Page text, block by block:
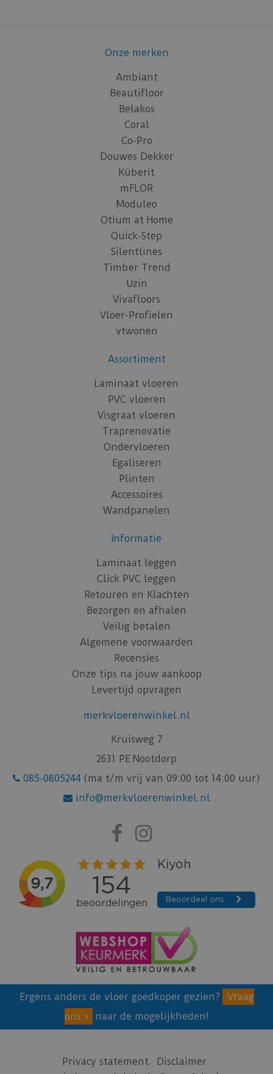
Onze merken
Ambiant
Beautifloor
Belakos
Coral
Co-Pro
Douwes Dekker
Küberit
mFLOR
Moduleo
Otium at Home
Quick-Step
Silentlines
Timber Trend
Uzin
Vivafloors
Vloer-Profielen
vtwonen
Assortiment
Laminaat vloeren
PVC vloeren
Visgraat vloeren
Traprenovatie
Ondervloeren
Egaliseren
Plinten
Accessoires
Wandpanelen
Informatie
Laminaat leggen
Click PVC leggen
Retouren en Klachten
Bezorgen en afhalen
Veilig betalen
Algemene voorwaarden
Recensies
Onze tips na jouw aankoop
Levertijd opvragen
merkvloerenwinkel.nl
Kruisweg 7
2631 PE Nootdorp
085-0805244 (ma t/m vrij van 09:00 tot 14:00 uur)
info@merkvloerenwinkel.nl
Ergens anders de vloer goedkoper gezien?
Vraag
ons
naar de mogelijkheden!
Privacy statement
Disclaimer